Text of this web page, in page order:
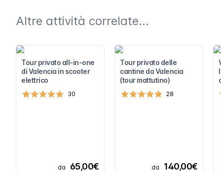
Altre attività correlate...
Tour privato all-in-one
di Valencia in scooter
elettrico
30
da 65,00€
Tour privato delle
cantine da Valencia
(tour mattutino)
28
da 140,00€